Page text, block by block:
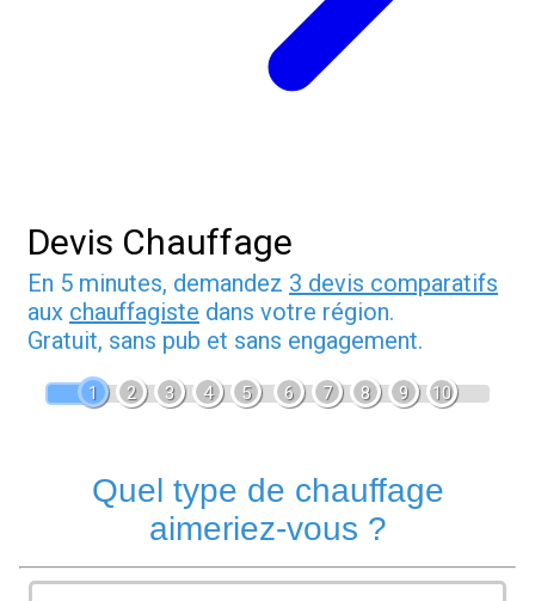
Devis Chauffage
En 5 minutes, demandez 3 devis comparatifs
aux chauffagiste dans votre région.
Gratuit, sans pub et sans engagement.
1 2 3 4 5 6 7 8 9 10
Quel type de chauffage
aimeriez-vous ?